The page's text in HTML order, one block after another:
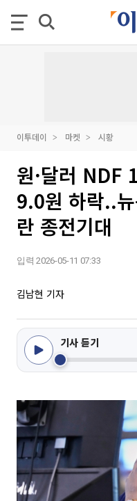
이투데이 마켓 시황
원·달러
9.0원 하락..
란 종전기대
입력 2026-05-11 07:33
김남현 기자
기사 듣기